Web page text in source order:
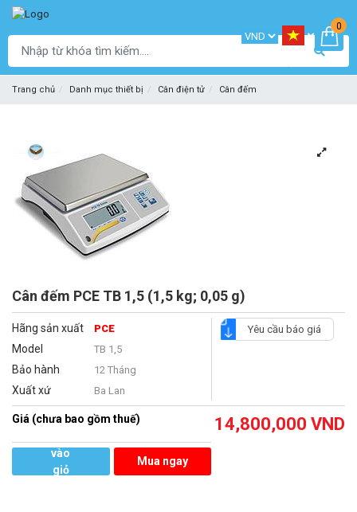
0
Trang chủ Danh mục thiết bị Cân điện tử Cân đếm
Cân đếm PCE TB 1,5 (1,5 kg; 0,05 g)
Hãng sản xuất PCE
Model TB 1,5
Bảo hành 12 Tháng
Xuất xứ Ba Lan
Yêu cầu báo giá
Giá (chưa bao gồm thuế) 14,800,000 VND
vào
giỏ
Mua ngay